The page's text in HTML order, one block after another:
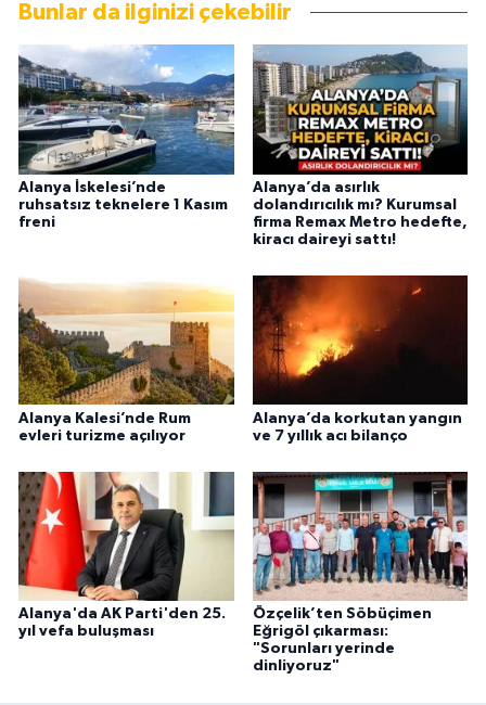
Bunlar da ilginizi çekebilir
Alanya İskelesi’nde
ruhsatsız teknelere 1 Kasım
freni
Alanya’da asırlık
dolandırıcılık mı? Kurumsal
firma Remax Metro hedefte,
kiracı daireyi sattı!
Alanya Kalesi’nde Rum
evleri turizme açılıyor
Alanya’da korkutan yangın
ve 7 yıllık acı bilanço
Alanya'da AK Parti'den 25.
yıl vefa buluşması
Özçelik’ten Söbüçimen
Eğrigöl çıkarması:
"Sorunları yerinde
dinliyoruz"